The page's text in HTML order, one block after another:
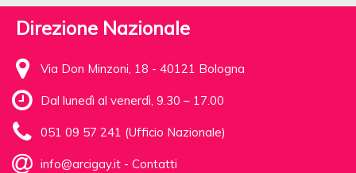
Direzione Nazionale
Via Don Minzoni, 18 - 40121 Bologna
Dal lunedì al venerdì, 9.30 – 17.00
051 09 57 241 (Ufficio Nazionale)
info@arcigay.it - Contatti